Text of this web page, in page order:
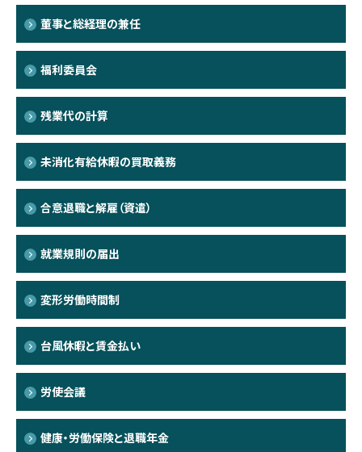
董事と総経理の兼任
福利委員会
残業代の計算
未消化有給休暇の買取義務
合意退職と解雇（資遣）
就業規則の届出
変形労働時間制
台風休暇と賃金払い
労使会議
健康・労働保険と退職年金